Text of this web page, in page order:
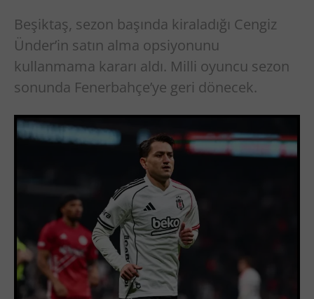
Beşiktaş, sezon başında kiraladığı Cengiz
Ünder’in satın alma opsiyonunu
kullanmama kararı aldı. Milli oyuncu sezon
sonunda Fenerbahçe’ye geri dönecek.